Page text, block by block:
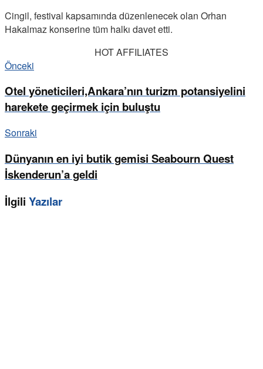
Cingil, festival kapsamında düzenlenecek olan Orhan
Hakalmaz konserine tüm halkı davet etti.
HOT AFFILIATES
Önceki
Otel yöneticileri,Ankara’nın turizm potansiyelini
harekete geçirmek için buluştu
Sonraki
Dünyanın en iyi butik gemisi Seabourn Quest
İskenderun’a geldi
İlgili Yazılar